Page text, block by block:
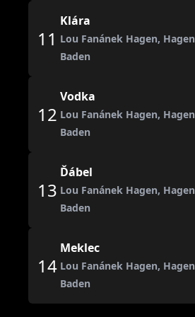
11
Klára
Lou Fanánek Hagen, Hagen
Baden
12
Vodka
Lou Fanánek Hagen, Hagen
Baden
13
Ďábel
Lou Fanánek Hagen, Hagen
Baden
14
Meklec
Lou Fanánek Hagen, Hagen
Baden